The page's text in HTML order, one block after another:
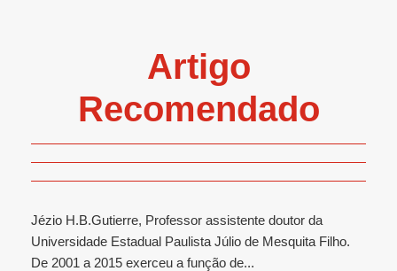
Artigo
Recomendado
Jézio H.B.Gutierre, Professor assistente doutor da
Universidade Estadual Paulista Júlio de Mesquita Filho.
De 2001 a 2015 exerceu a função de...